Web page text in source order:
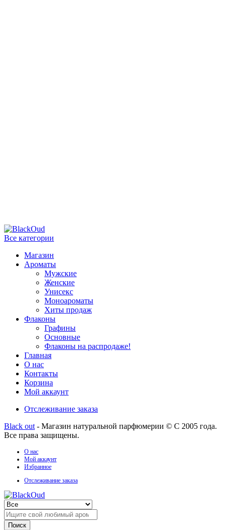
Все категории
Магазин
Ароматы
Мужские
Женские
Унисекс
Моноароматы
Хиты продаж
Флаконы
Графины
Основные
Флаконы на распродаже!
Главная
О нас
Контакты
Корзина
Мой аккаунт
Отслеживание заказа
Black out - Магазин натуральной парфюмерии © С 2005 года.
Все права защищены.
О нас
Мой аккаунт
Избранное
Отслеживание заказа
Поиск